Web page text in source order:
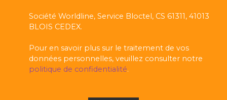
Société Worldline, Service Bloctel, CS 61311, 41013
BLOIS CEDEX.
Pour en savoir plus sur le traitement de vos
données personnelles, veuillez consulter notre
politique de confidentialité.